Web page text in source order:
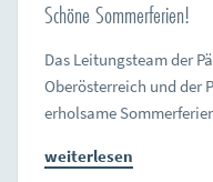
Schöne Sommerferien!
Das Leitungsteam der
Oberösterreich und der
erholsame
weiterlesen